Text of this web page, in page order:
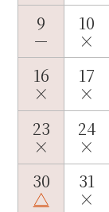
9
－
10
×
16
×
17
×
23
×
24
×
30
△
31
×